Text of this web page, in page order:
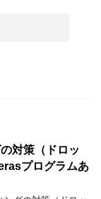
対策（ドロッ
プログラムあ